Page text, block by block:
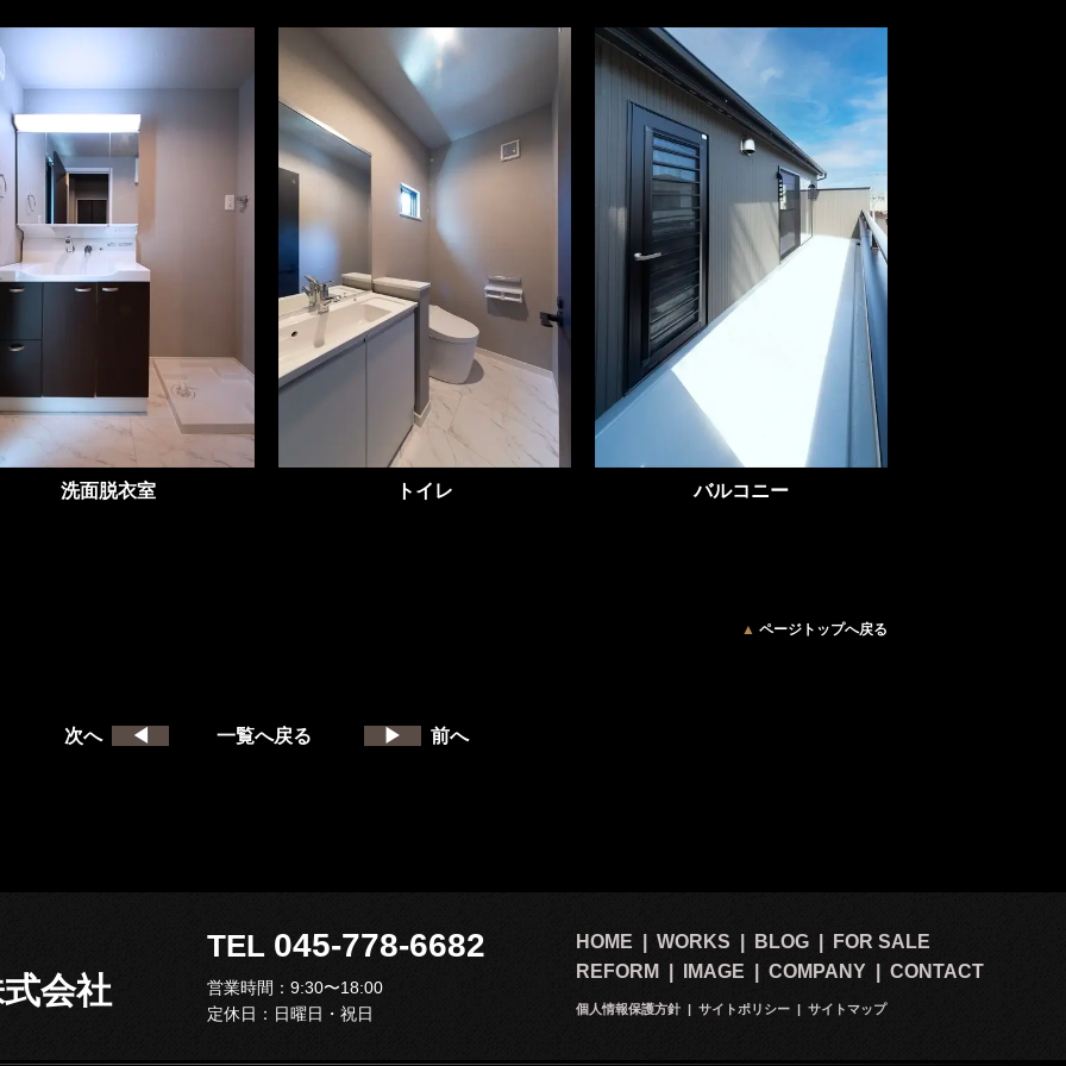
洗面脱衣室 トイレ バルコニー
▲ ページトップへ戻る
次へ ◀ 一覧へ戻る ▶ 前へ
式会社
TEL 045-778-6682
営業時間：9:30〜18:00
定休日：日曜日・祝日
HOME WORKS BLOG
FOR SALE
REFORM
IMAGE COMPANY CONTACT
個人情報保護方針 | サイトポリシー | サイトマップ